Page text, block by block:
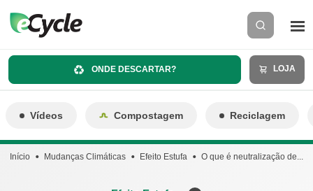
ONDE DESCARTAR? LOJA
Vídeos Compostagem Reciclagem
Início Mudanças Climáticas Efeito Estufa O que é neutralização de...